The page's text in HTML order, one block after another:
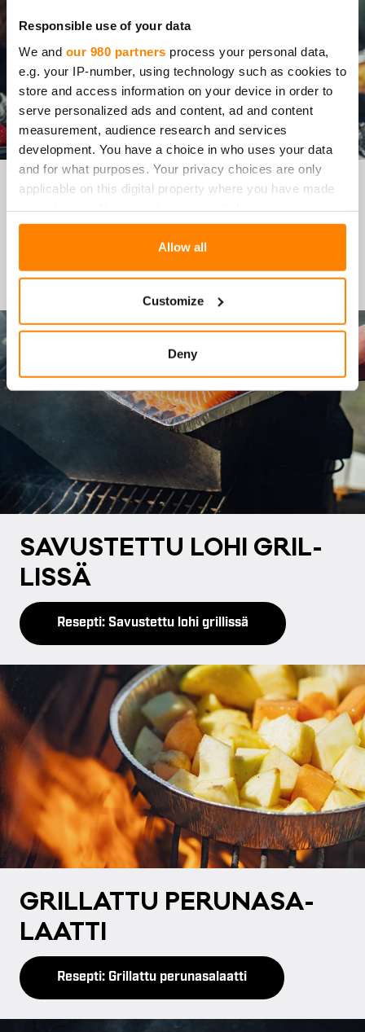
Responsible use of your data
We and our 980 partners process your personal data,
e.g. your IP-number, using technology such as cookies to
store and access information on your device in order to
serve personalized ads and content, ad and content
measurement, audience research and services
development. You have a choice in who uses your data
and for what purposes. Your privacy choices are only
applicable on this digital property where you have made
any time from the Cookie Declaration or by clicking on
and set your preferences in thedetails section
provide social media features and to analyse our traffic.
our social media, advertising and analytics partners who
may combine it with other information that you’ve
provided to them or that they’ve collected from your use
of their services.
Allow all
Customize
Deny
KA­NA­VAR­TAAT JA GRIL­
LAT­TUA ANA­NAS­TA
Resepti: Kanavartaat
SA­VUS­TET­TU LO­HI GRIL­
LIS­SÄ
Resepti: Savustettu lohi grillissä
GRIL­LAT­TU PE­RU­NA­SA­
LAAT­TI
Resepti: Grillattu perunasalaatti